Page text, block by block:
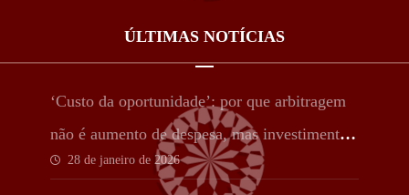
ÚLTIMAS NOTÍCIAS
‘Custo da oportunidade’: por que arbitragem
não é aumento de despesa, mas investimento
estratégico
28 de janeiro de 2026